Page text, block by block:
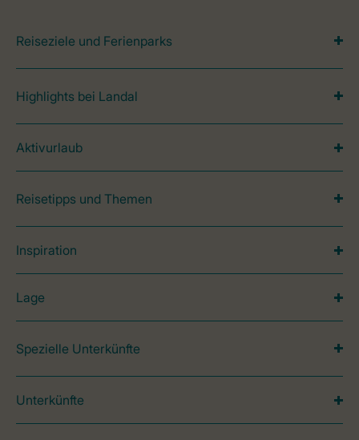
Reiseziele und Ferienparks
Highlights bei Landal
Aktivurlaub
Reisetipps und Themen
Inspiration
Lage
Spezielle Unterkünfte
Unterkünfte